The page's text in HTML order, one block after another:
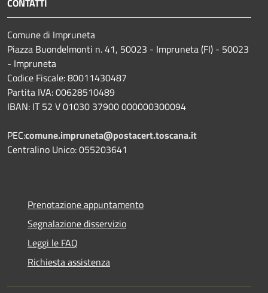
CONTATTI
Comune di Impruneta
Piazza Buondelmonti n. 41, 50023 - Impruneta (FI) - 50023
- Impruneta
Codice Fiscale: 80011430487
Partita IVA: 00628510489
IBAN: IT 52 V 01030 37900 000000300094
PEC:comune.impruneta@postacert.toscana.it
Centralino Unico: 055203641
Prenotazione appuntamento
Segnalazione disservizio
Leggi le FAQ
Richiesta assistenza